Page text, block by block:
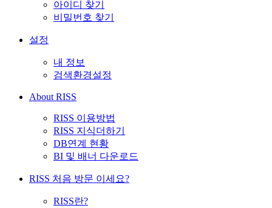
아이디 찾기
비밀번호 찾기
설정
내 정보
검색환경설정
About RISS
RISS 이용방법
RISS 지식더하기
DB연계 현황
BI 및 배너 다운로드
RISS 처음 방문 이세요?
RISS란?